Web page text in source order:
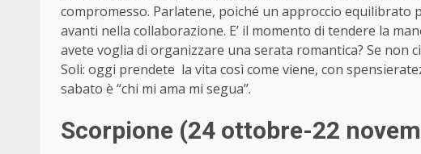
compromesso. Parlatene, poiché un approccio
avanti nella collaborazione. E’ il momento di tendere la
avete voglia di organizzare una serata romantica? Se non
Soli: oggi prendete la vita così come viene, con
sabato è “chi mi ama mi segua”.
Scorpione (24 ottobre-22